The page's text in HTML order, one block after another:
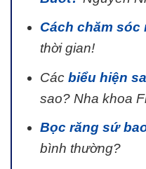
Cách chăm sóc
thời gian!
Các biểu hiện
sao? Nha khoa
Bọc răng sứ
bình thường?